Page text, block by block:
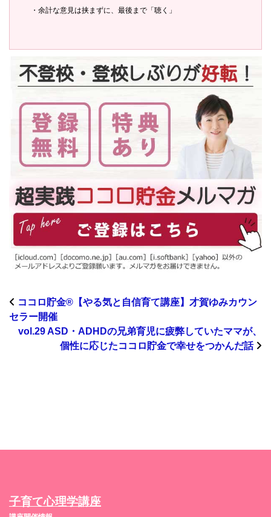
・余計な意見は挟まずに、最後まで「聴く」
ココロ貯金®︎【やる気と自信育て講座】才賀ゆみカウン
セラー開催
vol.29 ASD・ADHDの兄弟育児に疲弊していたママが、
個性に応じたココロ貯金で幸せをつかんだ話
子育て心理学講座